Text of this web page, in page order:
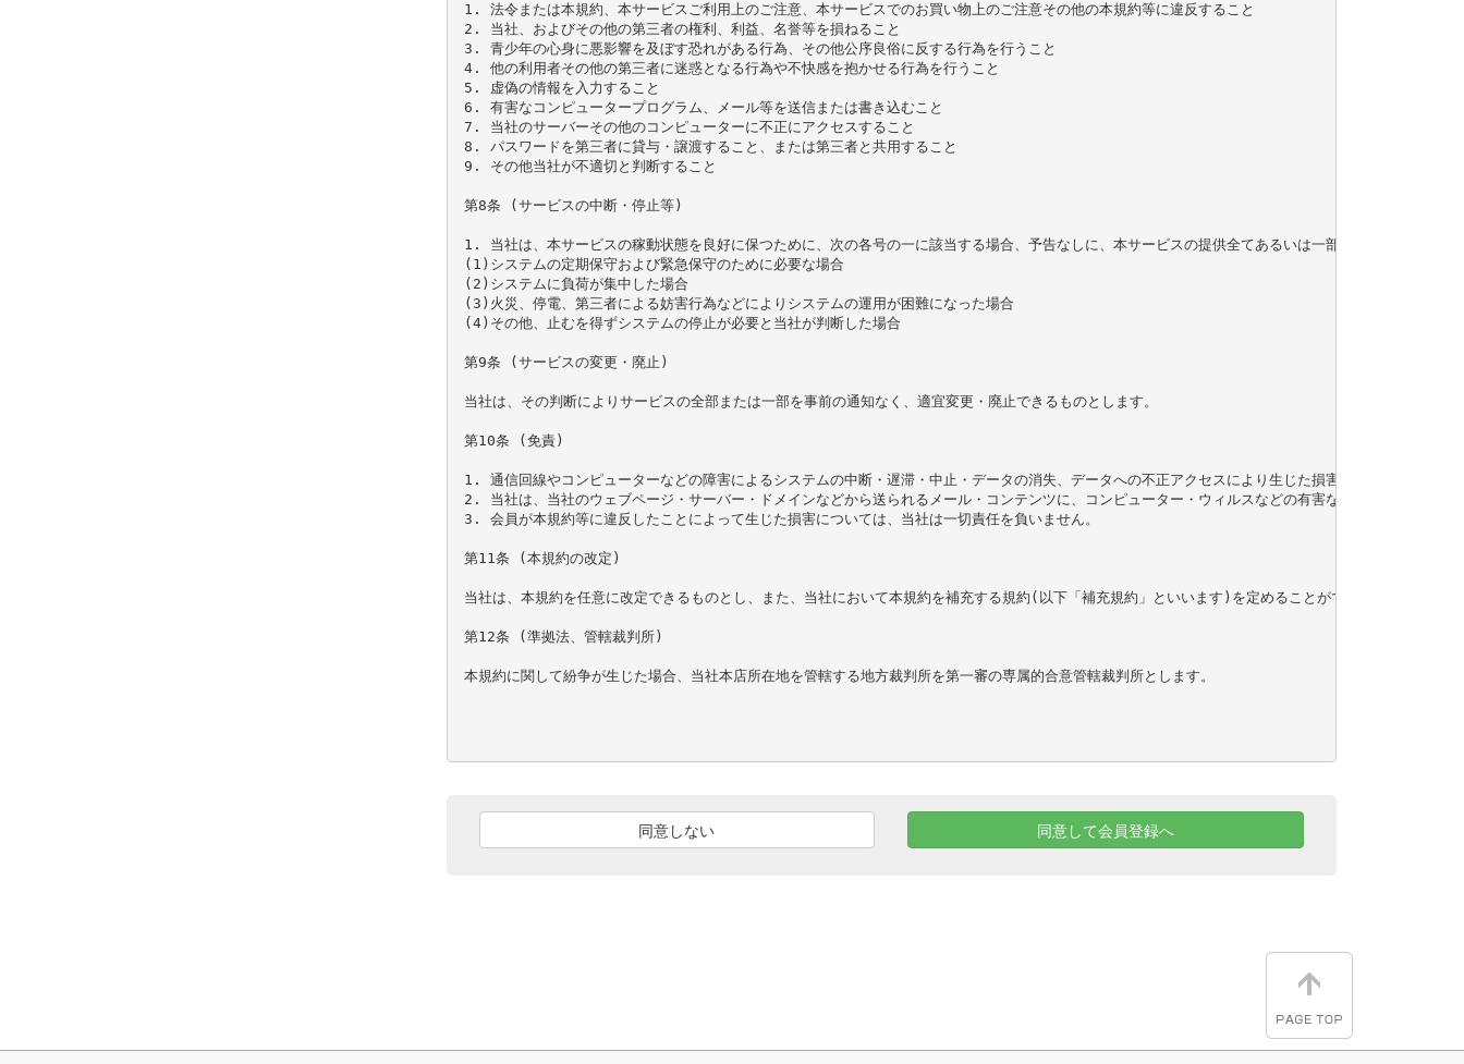
1. 法令または本規約、本サービスご利用上のご注意、本サービスでのお買い物上のご注意その他の本規約等に違反すること
2. 当社、およびその他の第三者の権利、利益、名誉等を損ねること
3. 青少年の心身に悪影響を及ぼす恐れがある行為、その他公序良俗に反する行為を行うこと
4. 他の利用者その他の第三者に迷惑となる行為や不快感を抱かせる行為を行うこと
5. 虚偽の情報を入力すること
6. 有害なコンピュータープログラム、メール等を送信または書き込むこと
7. 当社のサーバーその他のコンピューターに不正にアクセスすること
8. パスワードを第三者に貸与・譲渡すること、または第三者と共用すること
9. その他当社が不適切と判断すること
第8条 (サービスの中断・停止等)
1. 当社は、本サービスの稼動状態を良好に保つために、次の各号の一に該当する場合、予告なしに、本サービスの提供全てあるいは一部を停止することが
(1)システムの定期保守および緊急保守のために必要な場合
(2)システムに負荷が集中した場合
(3)火災、停電、第三者による妨害行為などによりシステムの運用が困難になった場合
(4)その他、止むを得ずシステムの停止が必要と当社が判断した場合
第9条 (サービスの変更・廃止)
当社は、その判断によりサービスの全部または一部を事前の通知なく、適宜変更・廃止できるものとします。
第10条 (免責)
1. 通信回線やコンピューターなどの障害によるシステムの中断・遅滞・中止・データの消失、データへの不正アクセスにより生じた損害、その他当社の
2. 当社は、当社のウェブページ・サーバー・ドメインなどから送られるメール・コンテンツに、コンピューター・ウィルスなどの有害なものが含まれてい
3. 会員が本規約等に違反したことによって生じた損害については、当社は一切責任を負いません。
第11条 (本規約の改定)
当社は、本規約を任意に改定できるものとし、また、当社において本規約を補充する規約(以下「補充規約」といいます)を定めることができます。本規
第12条 (準拠法、管轄裁判所)
本規約に関して紛争が生じた場合、当社本店所在地を管轄する地方裁判所を第一審の専属的合意管轄裁判所とします。
同意しない 同意して会員登録へ